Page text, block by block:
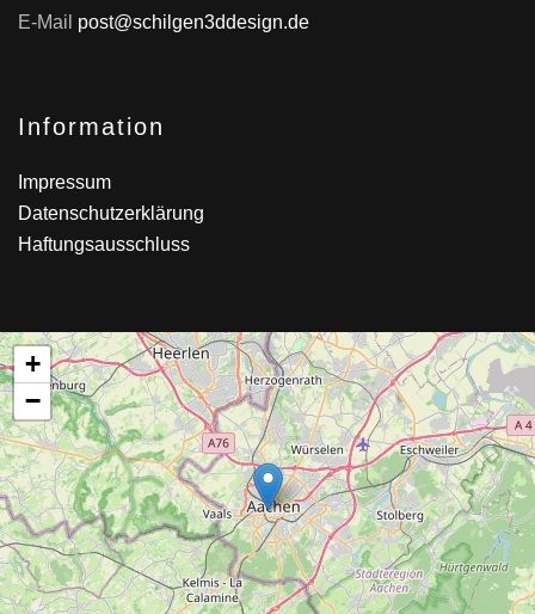
E-Mail post@schilgen3ddesign.de
Information
Impressum
Datenschutzerklärung
Haftungsausschluss
+
−